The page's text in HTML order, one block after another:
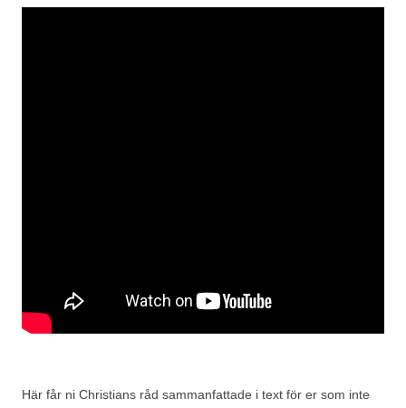
Här får ni Christians råd sammanfattade i text för er som inte